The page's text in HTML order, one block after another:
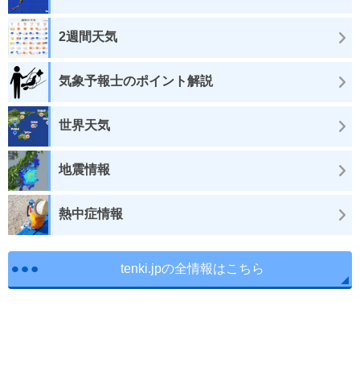
2週間天気
気象予報士のポイント解説
世界天気
地震情報
熱中症情報
tenki.jpの全情報はこちら